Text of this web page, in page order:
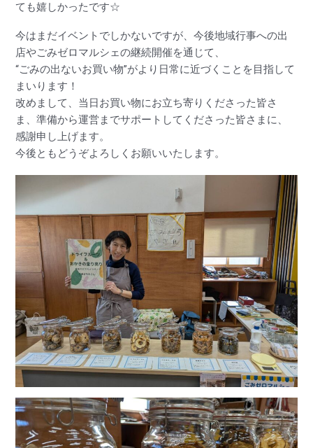
ても嬉しかったです☆
今はまだイベントでしかないですが、今後地域行事への出
店やごみゼロマルシェの継続開催を通じて、
“ごみの出ないお買い物”がより日常に近づくことを目指して
まいります！
改めまして、当日お買い物にお立ち寄りくださった皆さ
ま、準備から運営までサポートしてくださった皆さまに、
感謝申し上げます。
今後ともどうぞよろしくお願いいたします。